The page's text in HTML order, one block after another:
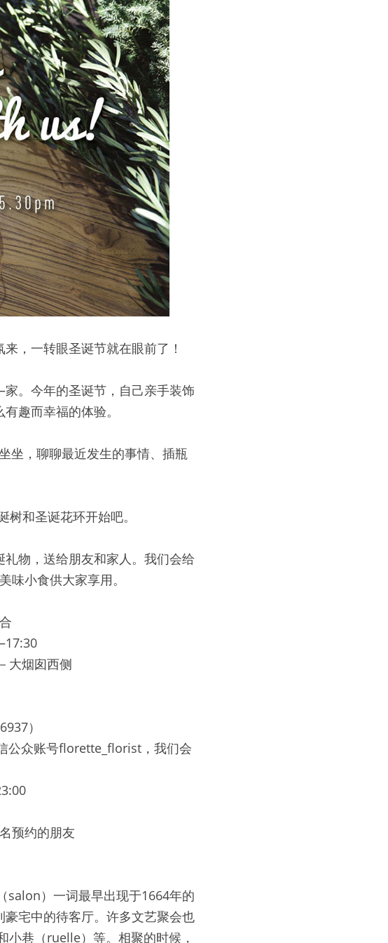
，一转眼圣诞节就在眼前了！
。今年的圣诞节，自己亲手装饰
趣而幸福的体验。
坐，聊聊最近发生的事情、插瓶
树和圣诞花环开始吧。
物，送给朋友和家人。我们会给
味小食供大家享用。
大烟囱西侧
）
公众账号florette_florist，我们会
预约的朋友
salon）一词最早出现于1664年的
宅中的待客厅。许多文艺聚会也
巷（ruelle）等。相聚的时候，